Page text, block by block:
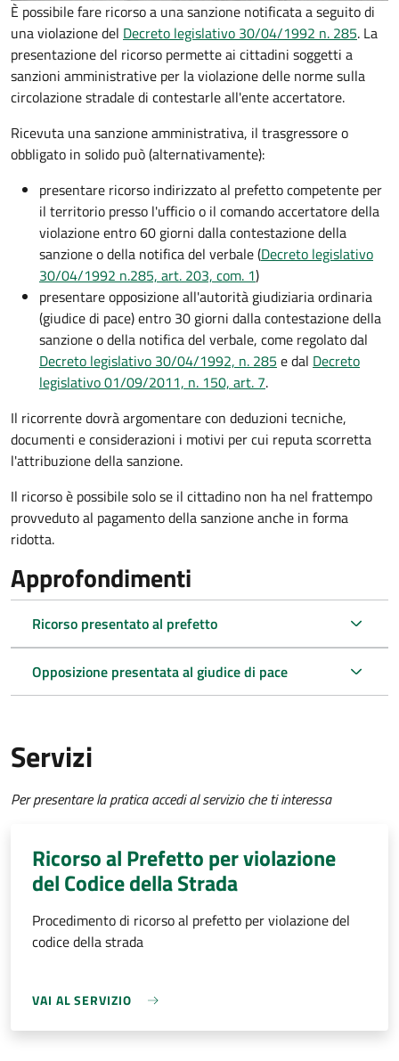
È possibile fare ricorso a una sanzione notificata a seguito di
una violazione del Decreto legislativo 30/04/1992 n. 285. La
presentazione del ricorso permette ai cittadini soggetti a
sanzioni amministrative per la violazione delle norme sulla
circolazione stradale di contestarle all'ente accertatore.
Ricevuta una sanzione amministrativa, il trasgressore o
obbligato in solido può (alternativamente):
presentare ricorso indirizzato al prefetto competente per
il territorio presso l'ufficio o il comando accertatore della
violazione entro 60 giorni dalla contestazione della
sanzione o della notifica del verbale (Decreto legislativo
30/04/1992 n.285, art. 203, com. 1)
presentare opposizione all'autorità giudiziaria ordinaria
(giudice di pace) entro 30 giorni dalla contestazione della
sanzione o della notifica del verbale, come regolato dal
Decreto legislativo 30/04/1992, n. 285 e dal Decreto
legislativo 01/09/2011, n. 150, art. 7.
Il ricorrente dovrà argomentare con deduzioni tecniche,
documenti e considerazioni i motivi per cui reputa scorretta
l'attribuzione della sanzione.
Il ricorso è possibile solo se il cittadino non ha nel frattempo
provveduto al pagamento della sanzione anche in forma
ridotta.
Approfondimenti
Ricorso presentato al prefetto
Opposizione presentata al giudice di pace
Servizi
Per presentare la pratica accedi al servizio che ti interessa
Ricorso al Prefetto per violazione
del Codice della Strada
Procedimento di ricorso al prefetto per violazione del
codice della strada
VAI AL SERVIZIO